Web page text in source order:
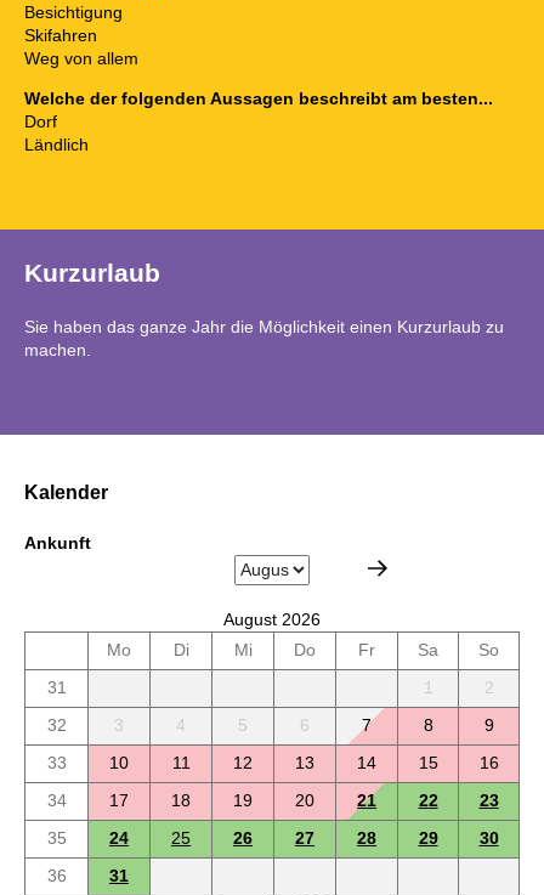
Besichtigung
Skifahren
Weg von allem
Welche der folgenden Aussagen beschreibt am besten...
Dorf
Ländlich
Kurzurlaub
Sie haben das ganze Jahr die Möglichkeit einen Kurzurlaub zu
machen.
Kalender
Ankunft
August 2026
Mo
Di Mi Do Fr Sa
So
31
1
2
32
3 4 5 6 7 8
9
33
10 11 12 13 14 15
16
34
17 18 19 20 21 22
23
35
24 25 26 27 28 29
30
36
31